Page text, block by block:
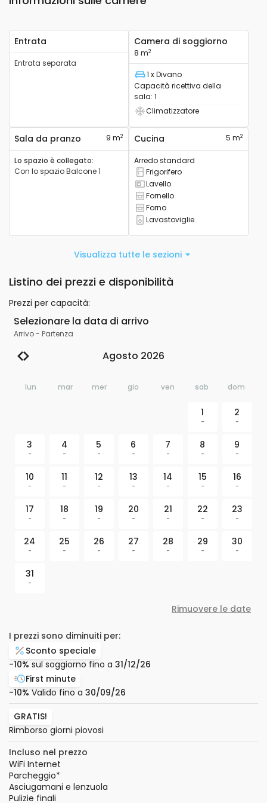
Entrata
Entrata separata
Camera di soggiorno
8 m2
Letto1 x Divano
Capacità ricettiva della
sala: 1
Aria condizionata disponibile
Climatizzatore
Sala da pranzo 9 m2
Lo spazio è collegato:
Con lo spazioBalcone 1
Cucina 5 m2
Arredo standard
Frigorifero disponibile
Frigorifero
Lavello disponibile
Lavello
Fornello disponibile
Fornello
Forno disponibile
Forno
Lavastoviglie disponibile
Lavastoviglie
Visualizza tutte le sezioni
Listino dei prezzi e disponibilità
Prezzi per capacità:
Selezionare la data di arrivo
Arrivo- Partenza
Agosto 2026
lun mar mer gio ven sab dom
1
-
2
-
3
-
4
-
5
-
6
-
7
-
8
-
9
-
10
-
11
-
12
-
13
-
14
-
15
-
16
-
17
-
18
-
19
-
20
-
21
-
22
-
23
-
24
-
25
-
26
-
27
-
28
-
29
-
30
-
31
-
Rimuovere le date
I prezzi sono diminuiti per:
Sconto speciale
-10% sul soggiorno fino a 31/12/26
First minute
-10% Valido fino a 30/09/26
GRATIS!
Rimborso giorni piovosi
Incluso nel prezzo
WiFi Internet
Parcheggio*
Asciugamani e lenzuola
Pulizie finali